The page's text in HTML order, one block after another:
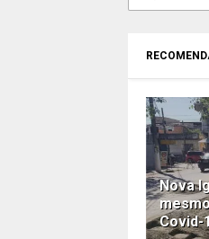
Nova
Covid-